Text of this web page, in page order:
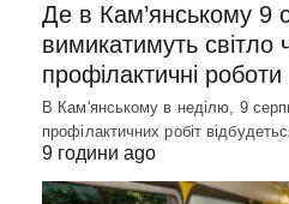
Де в Кам’янському 9
вимикатимуть світло
профілактичні роботи
В Кам'янському в неділю, 9
профілактичних робіт
9 години ago